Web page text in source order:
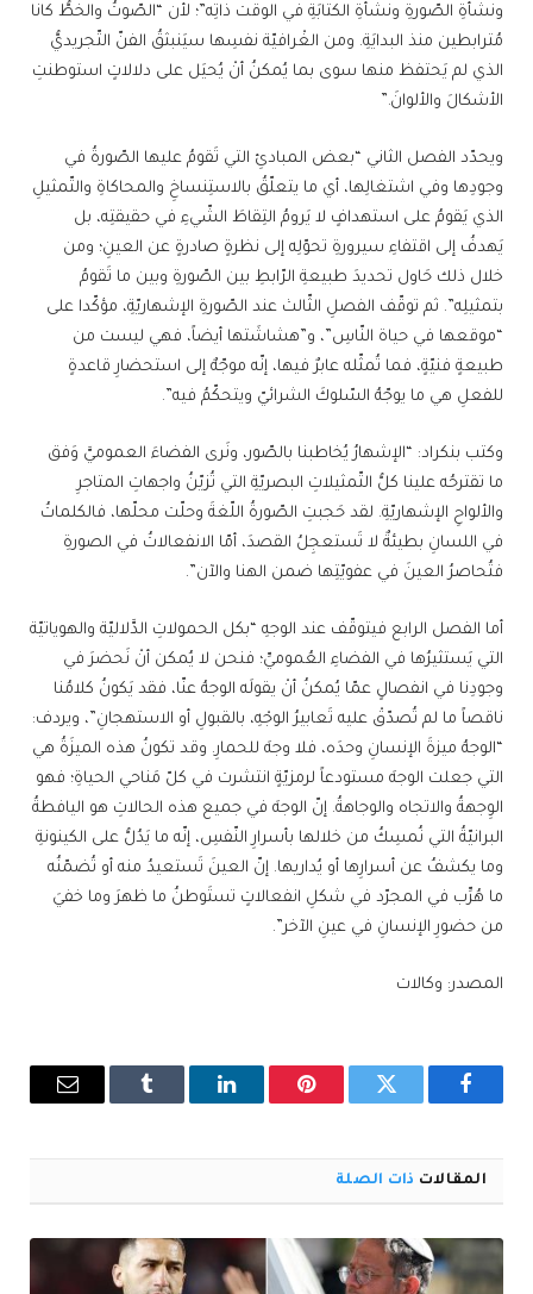
ونشأةِ الصّورةِ ونشأةِ الكتابَةِ في الوقت ذاتِه”؛ لأن “الصّوتُ والخطُّ كانا
مُترابطين منذ البدايَةِ. ومن الغْرافيّة نفسِها سيَنبثقُ الفنّ التّجريديُّ
الذي لم يَحتفظ منها سوى بما يُمكنُ أنْ يُحيَل على دلالاتٍ استوطنتِ
الأشكالَ والألوانَ.”
ويحدّد الفصل الثاني “بعض المبادئِ التي تَقومُ عليها الصّورةُ في
وجودِها وفي اشتغالِها، أي ما يتعلّقُ بالاستِنساخِ والمحاكاةِ والتّمثيلِ
الذي يَقومُ على استهدافٍ لا يَرومُ التِقاطَ الشّيءِ في حقيقتِه، بل
يَهدفُ إلى اقتفاءِ سيرورةِ تحوّلِه إلى نظرةٍ صادرةٍ عن العينِ؛ ومن
خلال ذلك حَاول تحديدَ طبيعةِ الرّابطِ بين الصّورةِ وبين ما تَقومُ
بتمثيلِه”. ثم توقّف الفصلِ الثّالث عند الصّورةِ الإشهاريّةِ، مؤكّدا على
“موقعها في حياة النّاسِ”، و”هشاشَتها أيضاً، فهي ليست من
طبيعةٍ فنيّةٍ، فما تُمثّله عابرٌ فيها، إنّه موجّهٌ إلى استحضارِ قاعدةٍ
للفعلِ هي ما يوجّهُ السّلوكَ الشرائيّ ويتحكّمُ فيه”.
وكتب بنكراد: “الإشهارُ يُخاطبنا بالصّور، ونَرى الفضاءَ العموميَّ وَفق
ما تقترحُه علينا كلُّ التّمثيلاتِ البصريّةِ التي تُزيّنُ واجهاتِ المتاجرِ
والألواحِ الإشهاريّةِ. لقد حَجبتِ الصّورةُ اللّغةَ وحلّت محلّها، فالكلماتُ
في اللسانِ بطيئةٌ لا تَستعجِلُ القصدَ، أمّا الانفعالاتُ في الصورةِ
فتُحاصرُ العينَ في عفويّتِها ضمن الهنا والآن”.
أما الفصل الرابع فيتوقّف عند الوجهِ “بكل الحمولاتِ الدَّلاليّة والهوياتيّة
التي يَستثيرُها في الفضاءِ العُموميِّ؛ فنحن لا يُمكن أنْ نَحضرَ في
وجودِنا في انفصالٍ عمّا يُمكنُ أنْ يقولَه الوجهُ عنّا، فقد يَكونُ كلامُنا
ناقصاً ما لم تُصدّقْ عليه تَعابيرُ الوجْهِ، بالقبولِ أو الاستهجانِ”، ويردف:
“الوجهُ ميزةَ الإنسانِ وحدَه، فلا وجهَ للحمارِ. وقد تكونُ هذه الميزَةُ هي
التي جعلت الوجهَ مستودعاً لرمزيّةٍ انتشرت في كلّ مَناحي الحياةِ؛ فهو
الوِجهةُ والاتجاه والوجاهةُ. إنّ الوجهَ في جميع هذه الحالاتِ هو اليافطةُ
البرانيّةُ التي نُمسِكُ من خلالها بأسرارِ النّفسِ، إنّه ما يَدُلُّ على الكينونةِ
وما يكشفُ عن أسرارِها أو يُداريها. إنّ العينَ تَستعيدُ منه أو تُضمّنُه
ما هُرِّب في المجرّد في شكلِ انفعالاتٍ تستَوطنُ ما ظهرَ وما خفيَ
من حضورِ الإنسانِ في عينِ الآخر”.
المصدر: وكالات
فيسبوك تويتر بينتيريستلينكدإن Tumblr
البريد
المقالات ذات الصلة